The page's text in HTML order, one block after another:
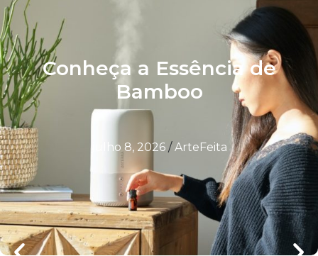
Conheça a Essência de
Bamboo
julho 8, 2026 / ArteFeita